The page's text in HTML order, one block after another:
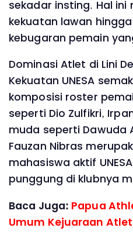
sekadar insting. Hal ini
kekuatan lawan
kebugaran pemain
Dominasi Atlet di Lini
Kekuatan UNESA
komposisi roster
seperti Dio Zulfikri,
muda seperti Dawuda
Fauzan Nibras
mahasiswa aktif
punggung di klubnya
Baca Juga: Papua
Umum Kejuaraan